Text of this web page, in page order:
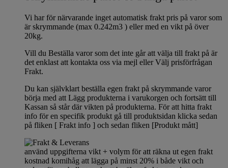
Vi har för närvarande inget automatisk frakt pris på varor som
är skrymmande (max 0.242m3 ) eller med en vikt på över
20kg.
Vill du Beställa varor som det inte går att välja till frakt på är
det enklast att kontakta oss via mejl eller Välj prisförfrågan
Frakt.
Du kan självklart beställa egen frakt på skrymmande varor
börja med att Lägg produkterna i varukorgen och fortsätt till
Kassan så står där vikten på produkterna. För att hitta frakt
info för en specifik produkt gå till produktsidan klicka sedan
på fliken [ Frakt info ] och sedan fliken [Produkt mått]
använd uppgifterna vikt + volym för att räkna ut egen frakt
kostnad komihåg att lägga på minst 20% i både vikt och